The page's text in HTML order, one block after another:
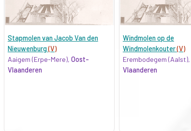
Stapmolen van Jacob Van den
Nieuwenburg(V)
Aaigem (Erpe-Mere), Oost-
Vlaanderen
Windmolen op de
Windmolenkouter(V)
Erembodegem (Aalst),
Vlaanderen